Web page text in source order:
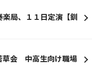
局、１１日定演【釧
草会 中高生向け職場